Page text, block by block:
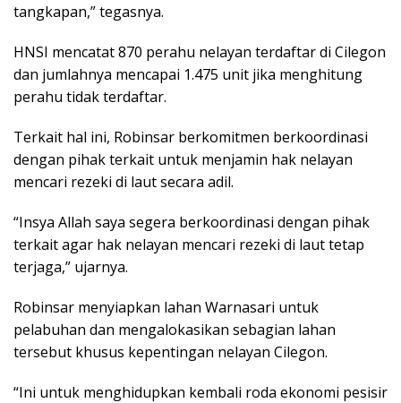
tangkapan,” tegasnya.
HNSI mencatat 870 perahu nelayan terdaftar di Cilegon
dan jumlahnya mencapai 1.475 unit jika menghitung
perahu tidak terdaftar.
Terkait hal ini, Robinsar berkomitmen berkoordinasi
dengan pihak terkait untuk menjamin hak nelayan
mencari rezeki di laut secara adil.
“Insya Allah saya segera berkoordinasi dengan pihak
terkait agar hak nelayan mencari rezeki di laut tetap
terjaga,” ujarnya.
Robinsar menyiapkan lahan Warnasari untuk
pelabuhan dan mengalokasikan sebagian lahan
tersebut khusus kepentingan nelayan Cilegon.
“Ini untuk menghidupkan kembali roda ekonomi pesisir